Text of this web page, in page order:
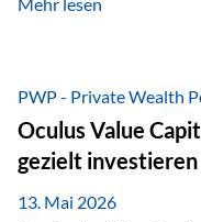
Faktoren für Investoren
klassischer
Palladium zusätzlich die
Entwicklungen zu
nur durch Anleger,
Gerade in…
PWP - Private Wealth
Oculus Value
gezielt investieren
13. Mai 2026